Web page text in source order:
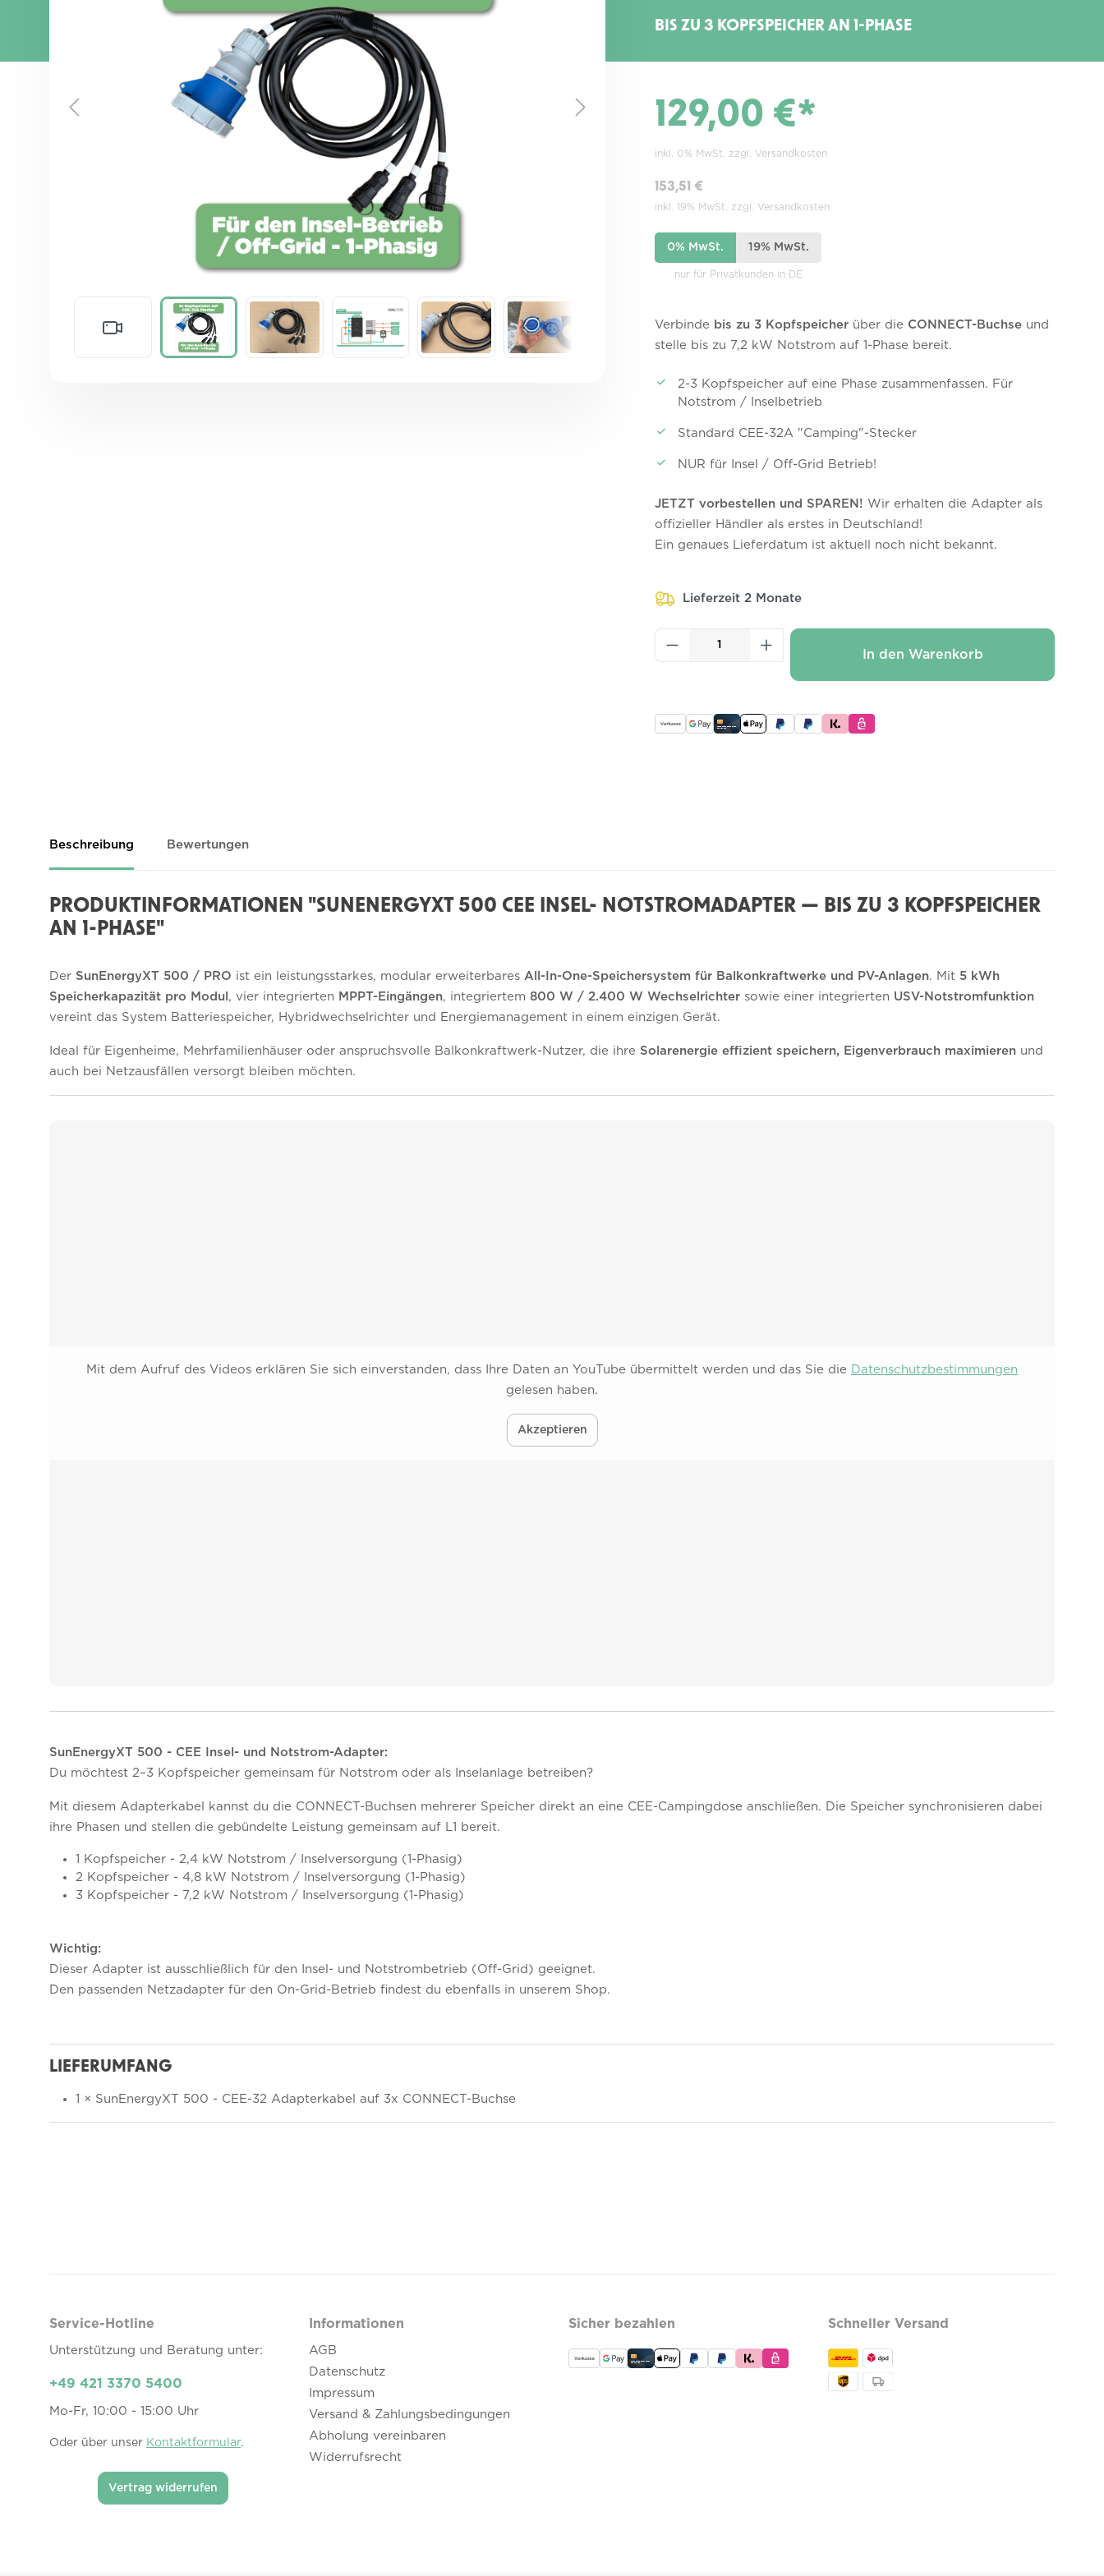
BIS ZU 3 KOPFSPEICHER AN 1-PHASE
129,00 €*
inkl. 0% MwSt. zzgl. Versandkosten
153,51 €
inkl. 19% MwSt. zzgl. Versandkosten
0% MwSt. 19% MwSt.
nur für Privatkunden in DE
Verbinde bis zu 3 Kopfspeicher über die CONNECT-Buchse und
stelle bis zu 7,2 kW Notstrom auf 1-Phase bereit.
2-3 Kopfspeicher auf eine Phase zusammenfassen. Für
Notstrom / Inselbetrieb
Standard CEE-32A "Camping"-Stecker
NUR für Insel / Off-Grid Betrieb!
JETZT vorbestellen und SPAREN! Wir erhalten die Adapter als
offizieller Händler als erstes in Deutschland!
Ein genaues Lieferdatum ist aktuell noch nicht bekannt.
Lieferzeit 2 Monate
Produkt Anzahl: Gib den gewünschten Wert
In den Warenkorb
Beschreibung Bewertungen
PRODUKTINFORMATIONEN "SUNENERGYXT 500 CEE INSEL- NOTSTROMADAPTER — BIS ZU 3 KOPFSPEICHER
AN 1-PHASE"
Der SunEnergyXT 500 / PRO ist ein leistungsstarkes, modular erweiterbares All-In-One-Speichersystem für Balkonkraftwerke und PV-Anlagen. Mit 5 kWh
Speicherkapazität pro Modul , vier integrierten MPPT-Eingängen, integriertem 800 W / 2.400 W Wechselrichter sowie einer integrierten USV-Notstromfunktion
vereint das System Batteriespeicher, Hybridwechselrichter und Energiemanagement in einem einzigen Gerät.
Ideal für Eigenheime, Mehrfamilienhäuser oder anspruchsvolle Balkonkraftwerk-Nutzer, die ihre Solarenergie effizient speichern, Eigenverbrauch maximieren und
auch bei Netzausfällen versorgt bleiben möchten.
Mit dem Aufruf des Videos erklären Sie sich einverstanden, dass Ihre Daten an YouTube übermittelt werden und das Sie die Datenschutzbestimmungen
gelesen haben.
Akzeptieren
SunEnergyXT 500 - CEE Insel- und Notstrom-Adapter:
Du möchtest 2–3 Kopfspeicher gemeinsam für Notstrom oder als Inselanlage betreiben?
Mit diesem Adapterkabel kannst du die CONNECT-Buchsen mehrerer Speicher direkt an eine CEE-Campingdose anschließen. Die Speicher synchronisieren dabei
ihre Phasen und stellen die gebündelte Leistung gemeinsam auf L1 bereit.
1 Kopfspeicher - 2,4 kW Notstrom / Inselversorgung (1-Phasig)
2 Kopfspeicher - 4,8 kW Notstrom / Inselversorgung (1-Phasig)
3 Kopfspeicher - 7,2 kW Notstrom / Inselversorgung (1-Phasig)
Wichtig:
Dieser Adapter ist ausschließlich für den Insel- und Notstrombetrieb (Off-Grid) geeignet.
Den passenden Netzadapter für den On-Grid-Betrieb findest du ebenfalls in unserem Shop.
LIEFERUMFANG
1 × SunEnergyXT 500 - CEE-32 Adapterkabel auf 3x CONNECT-Buchse
Service-Hotline
Unterstützung und Beratung unter:
+49 421 3370 5400
Mo-Fr, 10:00 - 15:00 Uhr
Oder über unser Kontaktformular.
Vertrag widerrufen
Informationen
AGB
Datenschutz
Impressum
Versand & Zahlungsbedingungen
Abholung vereinbaren
Widerrufsrecht
Sicher bezahlen Schneller Versand